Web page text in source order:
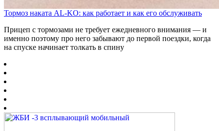
Тормоз наката AL-KO: как работает и как его обслуживать
Прицеп с тормозами не требует ежедневного внимания — и
именно поэтому про него забывают до первой поездки, когда
на спуске начинает толкать в спину